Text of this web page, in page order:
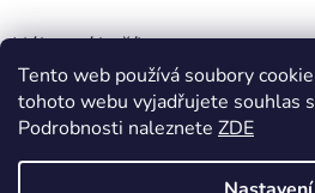
Tento web používá soubory
tohoto webu vyjadřujete souhlas
Podrobnosti naleznete ZDE
Nákupní košík
0KS /0 KČ